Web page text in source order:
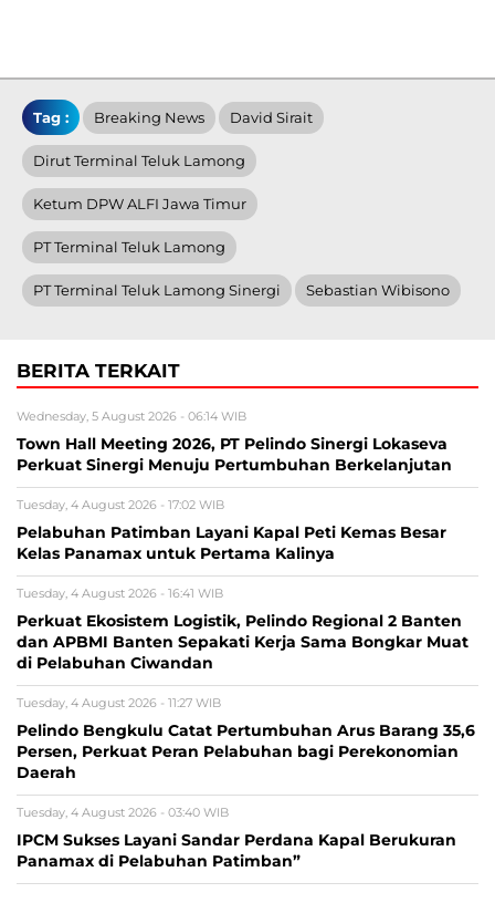
Tag : Breaking News David Sirait
Dirut Terminal Teluk Lamong
Ketum DPW ALFI Jawa Timur
PT Terminal Teluk Lamong
PT Terminal Teluk Lamong Sinergi Sebastian Wibisono
BERITA TERKAIT
Wednesday, 5 August 2026 - 06:14 WIB
Town Hall Meeting 2026, PT Pelindo Sinergi Lokaseva
Perkuat Sinergi Menuju Pertumbuhan Berkelanjutan
Tuesday, 4 August 2026 - 17:02 WIB
Pelabuhan Patimban Layani Kapal Peti Kemas Besar
Kelas Panamax untuk Pertama Kalinya
Tuesday, 4 August 2026 - 16:41 WIB
Perkuat Ekosistem Logistik, Pelindo Regional 2 Banten
dan APBMI Banten Sepakati Kerja Sama Bongkar Muat
di Pelabuhan Ciwandan
Tuesday, 4 August 2026 - 11:27 WIB
Pelindo Bengkulu Catat Pertumbuhan Arus Barang 35,6
Persen, Perkuat Peran Pelabuhan bagi Perekonomian
Daerah
Tuesday, 4 August 2026 - 03:40 WIB
IPCM Sukses Layani Sandar Perdana Kapal Berukuran
Panamax di Pelabuhan Patimban”